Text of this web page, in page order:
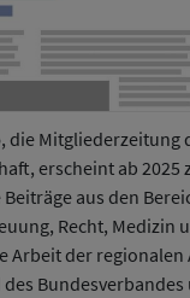
, die Mitgliederzeitung
erscheint ab 2025
aus den
Recht, Medizin
Arbeit der regionalen
Bundesverbandes